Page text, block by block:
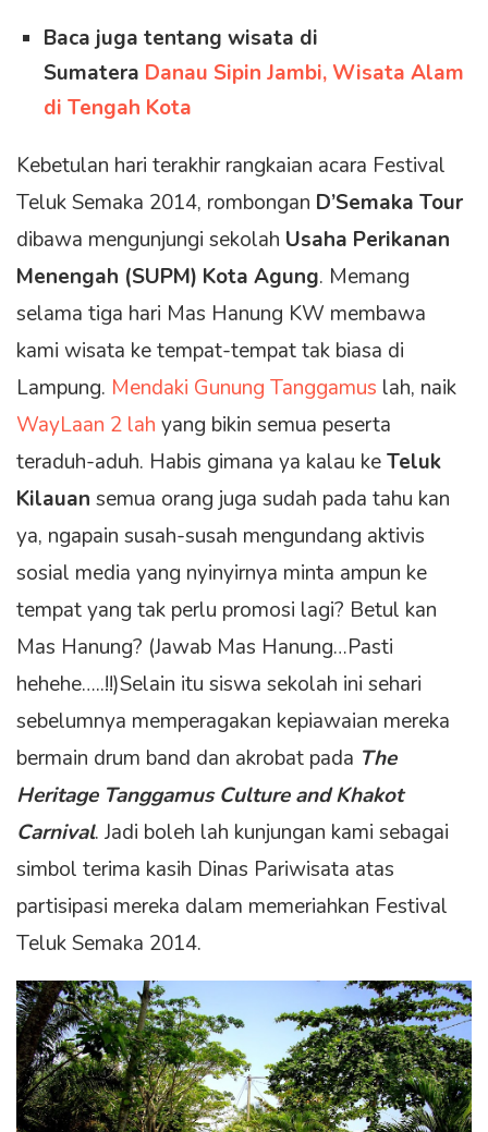
Baca juga tentang wisata di
Sumatera Danau Sipin Jambi, Wisata Alam
di Tengah Kota
Kebetulan hari terakhir rangkaian acara Festival
Teluk Semaka 2014, rombongan D’Semaka Tour
dibawa mengunjungi sekolah Usaha Perikanan
Menengah (SUPM) Kota Agung. Memang
selama tiga hari Mas Hanung KW membawa
kami wisata ke tempat-tempat tak biasa di
Lampung. Mendaki Gunung Tanggamus lah, naik
WayLaan 2 lah yang bikin semua peserta
teraduh-aduh. Habis gimana ya kalau keTeluk
Kilauan semua orang juga sudah pada tahu kan
ya, ngapain susah-susah mengundang aktivis
sosial media yang nyinyirnya minta ampun ke
tempat yang tak perlu promosi lagi? Betul kan
Mas Hanung? (Jawab Mas Hanung…Pasti
hehehe…..!!)Selain itu siswa sekolah ini sehari
sebelumnya memperagakan kepiawaian mereka
bermain drum band dan akrobat pada The
Heritage Tanggamus Culture and Khakot
Carnival. Jadi boleh lah kunjungan kami sebagai
simbol terima kasih Dinas Pariwisata atas
partisipasi mereka dalam memeriahkan Festival
Teluk Semaka 2014.